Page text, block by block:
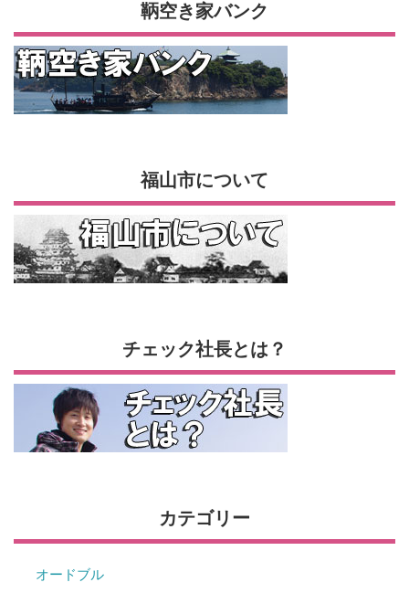
鞆空き家バンク
福山市について
チェック社長とは？
カテゴリー
オードブル